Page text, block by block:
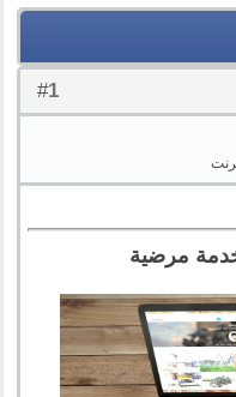
#
1
مرضية